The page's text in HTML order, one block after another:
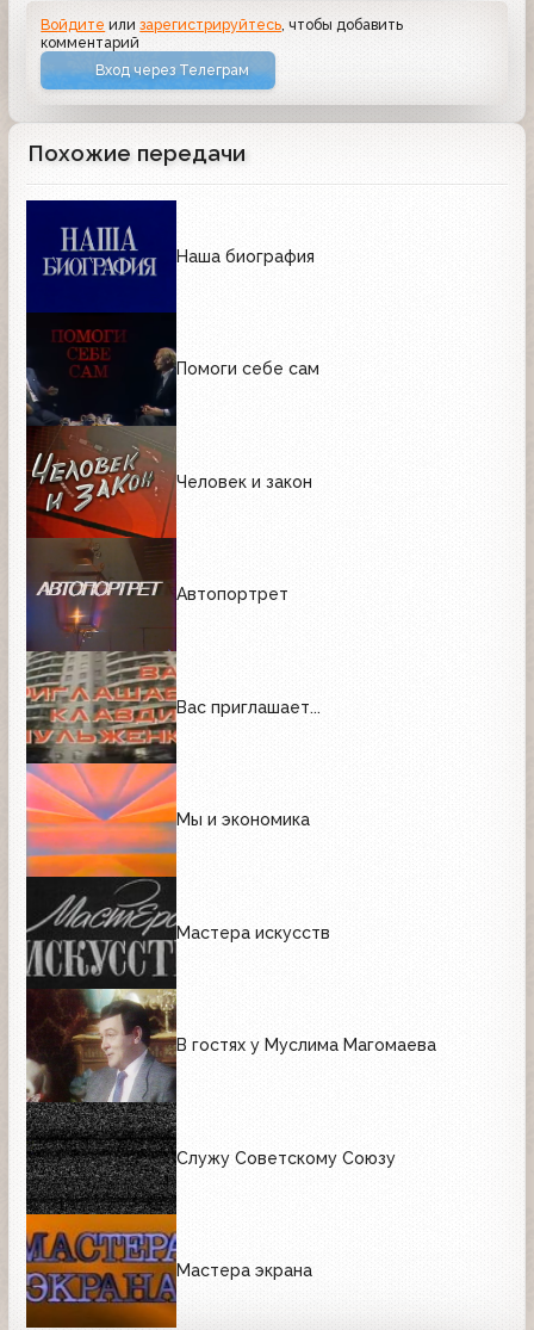
Войдите илизарегистрируйтесь, чтобы добавить
комментарий
Вход через Телеграм
Похожие передачи
Наша биография
Помоги себе сам
Человек и закон
Автопортрет
Вас приглашает...
Мы и экономика
Мастера искусств
В гостях у Муслима Магомаева
Служу Советскому Союзу
Мастера экрана